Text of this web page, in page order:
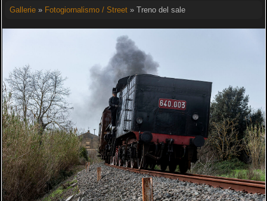
Gallerie» Fotogiornalismo / Street» Treno del sale